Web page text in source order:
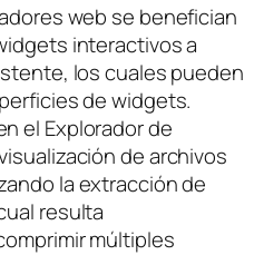
web se benefician
interactivos a
los cuales pueden
de widgets.
el Explorador de
de archivos
la extracción de
resulta
múltiples